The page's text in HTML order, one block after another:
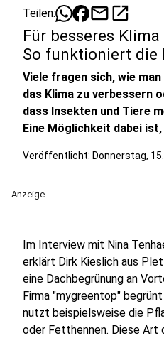
Teilen: mailopen_in_new
Für besseres
So funktioniert die
Viele fragen sich, wie
das Klima zu verbessern
dass Insekten und Tiere
Eine Möglichkeit dabei
Veröffentlicht: Donnerstag,
Anzeige
Im Interview mit Nina
erklärt Dirk Kieslich aus
eine Dachbegrünung an
Firma "mygreentop"
nutzt beispielsweise die
oder Fetthennen. Diese Art